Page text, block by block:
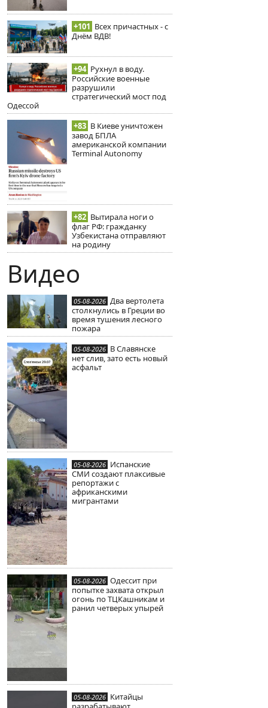
+101 Всех причастных - с
Днём ВДВ!
+94 Рухнул в воду.
Российские военные
разрушили
стратегический мост под
Одессой
+83 В Киеве уничтожен
завод БПЛА
американской компании
Terminal Autonomy
+82 Вытирала ноги о
флаг РФ: гражданку
Узбекистана отправляют
на родину
Видео
05-08-2026 Два вертолета
столкнулись в Греции во
время тушения лесного
пожара
05-08-2026 В Славянске
нет слив, зато есть новый
асфальт
05-08-2026 Испанские
СМИ создают плаксивые
репортажи с
африканскими
мигрантами
05-08-2026 Одессит при
попытке захвата открыл
огонь по ТЦКашникам и
ранил четверых упырей
05-08-2026 Китайцы